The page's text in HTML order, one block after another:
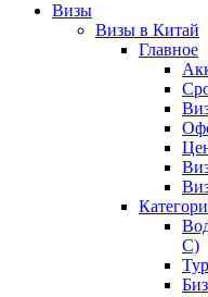
Визы
Визы в Китай
Главное
С)